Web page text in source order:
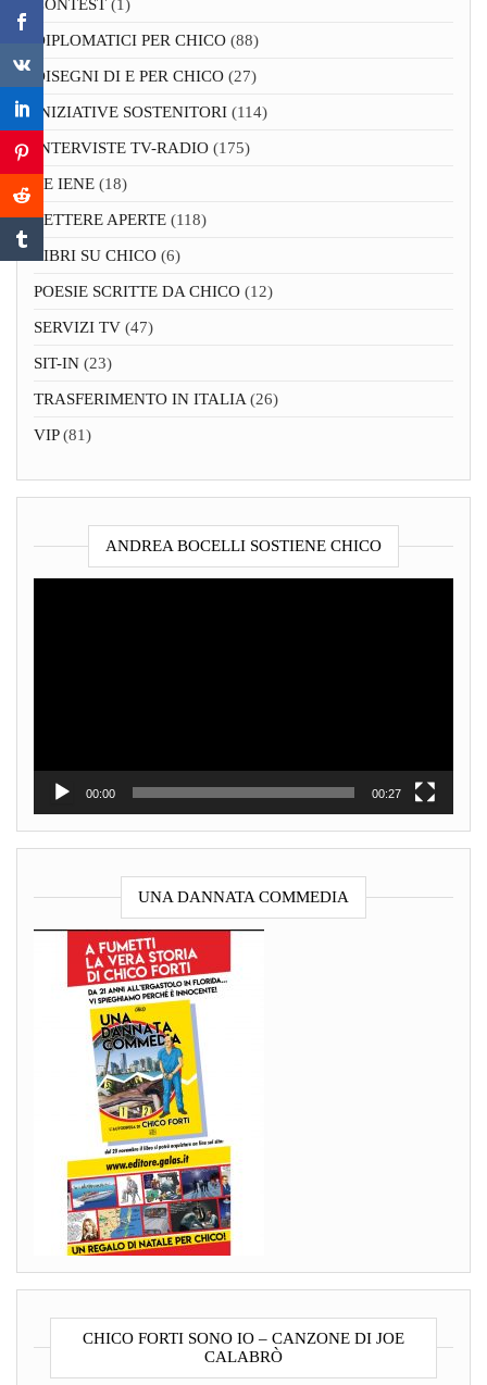
CONTEST (1)
DIPLOMATICI PER CHICO (88)
DISEGNI DI E PER CHICO (27)
INIZIATIVE SOSTENITORI (114)
INTERVISTE TV-RADIO (175)
LE IENE (18)
LETTERE APERTE (118)
LIBRI SU CHICO (6)
POESIE SCRITTE DA CHICO (12)
SERVIZI TV (47)
SIT-IN (23)
TRASFERIMENTO IN ITALIA (26)
VIP(81)
ANDREA BOCELLI SOSTIENE CHICO
00:00 00:27
UNA DANNATA COMMEDIA
CHICO FORTI SONO IO – CANZONE DI JOE
CALABRÒ